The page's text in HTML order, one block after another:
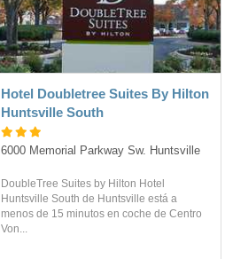
Hotel Doubletree Suites By Hilton
Huntsville South
6000 Memorial Parkway Sw. Huntsville
DoubleTree Suites by Hilton Hotel
Huntsville South de Huntsville está a
menos de 15 minutos en coche de Centro
Von...